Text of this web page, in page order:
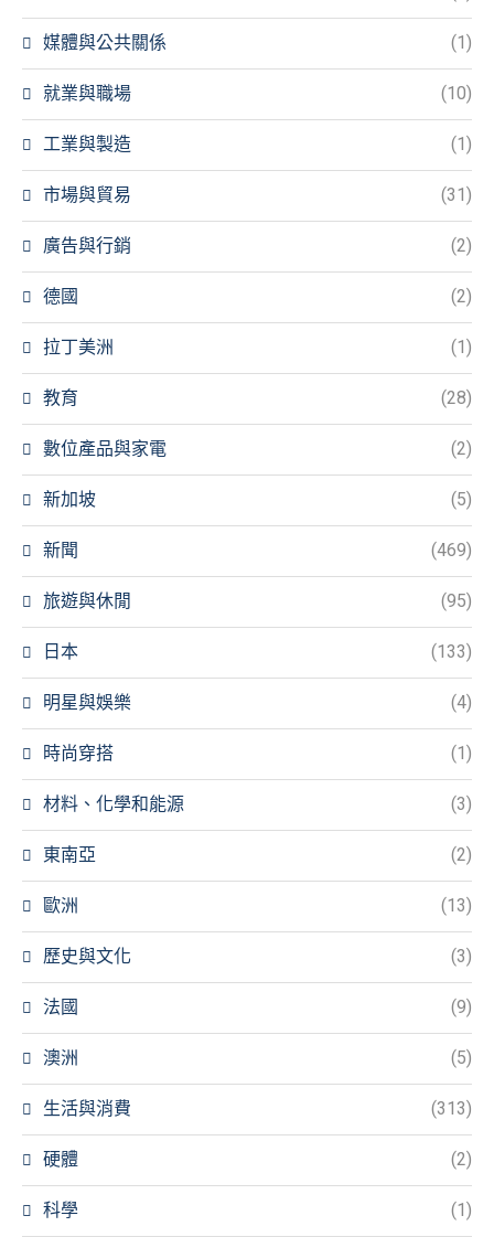
媒體與公共關係 (1)
就業與職場 (10)
工業與製造 (1)
市場與貿易 (31)
廣告與行銷 (2)
德國 (2)
拉丁美洲 (1)
教育 (28)
數位產品與家電 (2)
新加坡 (5)
新聞 (469)
旅遊與休閒 (95)
日本 (133)
明星與娛樂 (4)
時尚穿搭 (1)
材料、化學和能源 (3)
東南亞 (2)
歐洲 (13)
歷史與文化 (3)
法國 (9)
澳洲 (5)
生活與消費 (313)
硬體 (2)
科學 (1)